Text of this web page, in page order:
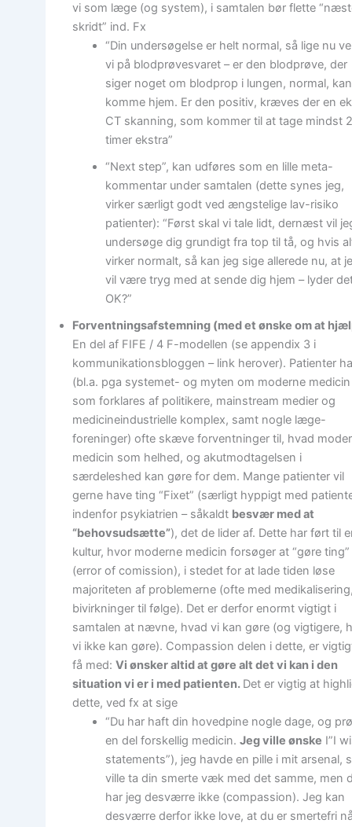
vi som læge (og system), i samtalen bør flette
skridt” ind. Fx
“Din undersøgelse er helt normal, så lige nu
vi på blodprøvesvaret – er den blodprøve, der
siger noget om blodprop i lungen, normal,
komme hjem. Er den positiv, kræves der en
CT skanning, som kommer til at tage mindst
timer ekstra”
“Next step”, kan udføres som en lille meta-
kommentar under samtalen (dette synes jeg,
virker særligt godt ved ængstelige lav-risiko
patienter): “Først skal vi tale lidt, dernæst vil
undersøge dig grundigt fra top til tå, og hvis
virker normalt, så kan jeg sige allerede nu, at
vil være tryg med at sende dig hjem – lyder
OK?”
Forventningsafstemning (med et ønske om at
En del af FIFE / 4 F-modellen (se appendix 3 i
kommunikationsbloggen – link herover). Patienter
(bl.a. pga systemet- og myten om moderne medicin
som forklares af politikere, mainstream medier og
medicineindustrielle komplex, samt nogle læge-
foreninger) ofte skæve forventninger til, hvad
medicin som helhed, og akutmodtagelsen i
særdeleshed kan gøre for dem. Mange patienter vil
gerne have ting “Fixet” (særligt hyppigt med
indenfor psykiatrien – såkaldt besvær med at
“behovsudsætte”), det de lider af. Dette har ført til
kultur, hvor moderne medicin forsøger at “gøre ting”
(error of comission), i stedet for at lade tiden løse
majoriteten af problemerne (ofte med
bivirkninger til følge). Det er derfor enormt vigtigt i
samtalen at nævne, hvad vi kan gøre (og vigtigere,
vi ikke kan gøre). Compassion delen i dette, er
få med:Vi ønsker altid at gøre alt det vi kan i den
situation vi er i med patienten. Det er vigtig at
dette, ved fx at sige
“Du har haft din hovedpine nogle dage, og
en del forskellig medicin.Jeg ville ønske I”I
statements”), jeg havde en pille i mit arsenal,
ville ta din smerte væk med det samme, men
har jeg desværre ikke (compassion). Jeg kan
desværre derfor ikke love, at du er smertefri